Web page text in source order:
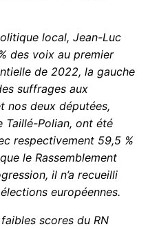
local, Jean-Luc
des voix au premier
de 2022, la gauche
suffrages aux
nos deux députées,
Taillé-Polian, ont été
respectivement 59,5 %
le Rassemblement
il n’a recueilli
européennes.
scores du RN